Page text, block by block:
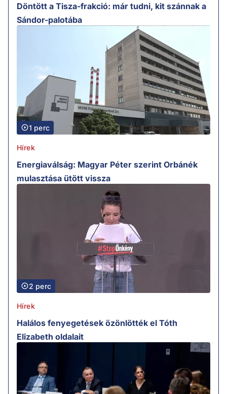
Döntött a Tisza-frakció: már tudni, kit szánnak a
Sándor-palotába
1 perc
Hírek
Energiaválság: Magyar Péter szerint Orbánék
mulasztása ütött vissza
2 perc
Hírek
Halálos fenyegetések özönlötték el Tóth
Elizabeth oldalait